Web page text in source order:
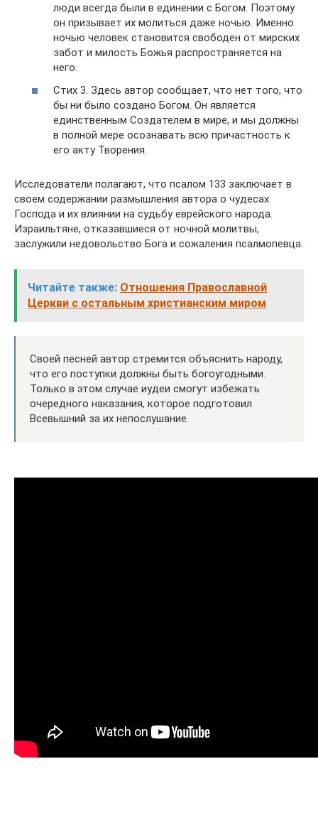
люди всегда были в единении с Богом. Поэтому
он призывает их молиться даже ночью. Именно
ночью человек становится свободен от мирских
забот и милость Божья распространяется на
него.
Стих 3. Здесь автор сообщает, что нет того, что
бы ни было создано Богом. Он является
единственным Создателем в мире, и мы должны
в полной мере осознавать всю причастность к
его акту Творения.
Исследователи полагают, что псалом 133 заключает в
своем содержании размышления автора о чудесах
Господа и их влиянии на судьбу еврейского народа.
Израильтяне, отказавшиеся от ночной молитвы,
заслужили недовольство Бога и сожаления псалмопевца.
Читайте также: Отношения Православной
Церкви с остальным христианским миром
Своей песней автор стремится объяснить народу,
что его поступки должны быть богоугодными.
Только в этом случае иудеи смогут избежать
очередного наказания, которое подготовил
Всевышний за их непослушание.